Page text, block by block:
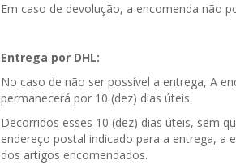
Em caso de devolução, a encomenda não
Entrega por DHL:
No caso de não ser possível a entrega, A
permanecerá por 10 (dez) dias úteis.
Decorridos esses 10 (dez) dias úteis, sem
endereço postal indicado para a entrega, a
dos artigos encomendados.